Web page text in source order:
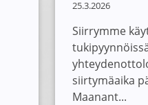
25.3.2026
Siirrymme
siirtymäaika
Maanant...